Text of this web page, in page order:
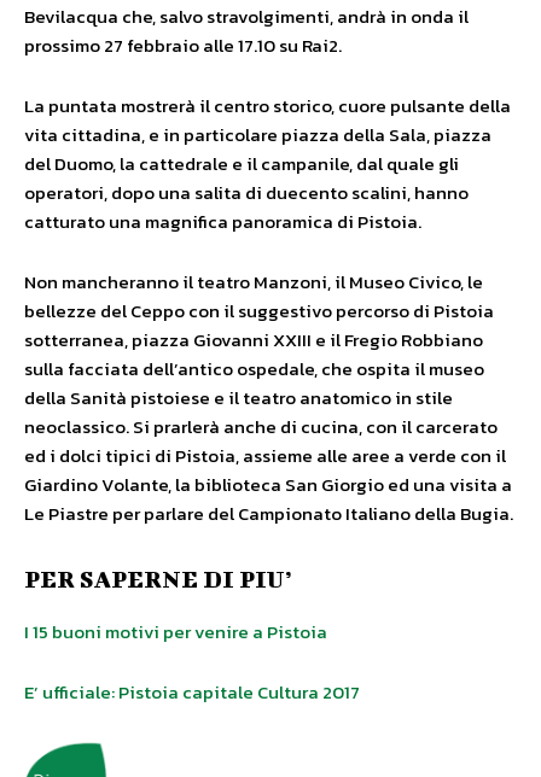
Bevilacqua che, salvo stravolgimenti, andrà in onda il
prossimo 27 febbraio alle 17.10 su Rai2.
La puntata mostrerà il centro storico, cuore pulsante della
vita cittadina, e in particolare piazza della Sala, piazza
del Duomo, la cattedrale e il campanile, dal quale gli
operatori, dopo una salita di duecento scalini, hanno
catturato una magnifica panoramica di Pistoia.
Non mancheranno il teatro Manzoni, il Museo Civico, le
bellezze del Ceppo con il suggestivo percorso di Pistoia
sotterranea, piazza Giovanni XXIII e il Fregio Robbiano
sulla facciata dell’antico ospedale, che ospita il museo
della Sanità pistoiese e il teatro anatomico in stile
neoclassico. Si prarlerà anche di cucina, con il carcerato
ed i dolci tipici di Pistoia, assieme alle aree a verde con il
Giardino Volante, la biblioteca San Giorgio ed una visita a
Le Piastre per parlare del Campionato Italiano della Bugia.
PER SAPERNE DI PIU’
I 15 buoni motivi per venire a Pistoia
E’ ufficiale: Pistoia capitale Cultura 2017